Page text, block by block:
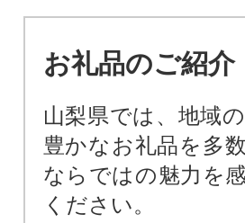
お礼品のご紹介
山梨県では、地域
豊かなお礼品を多
ならではの魅力を
ください。